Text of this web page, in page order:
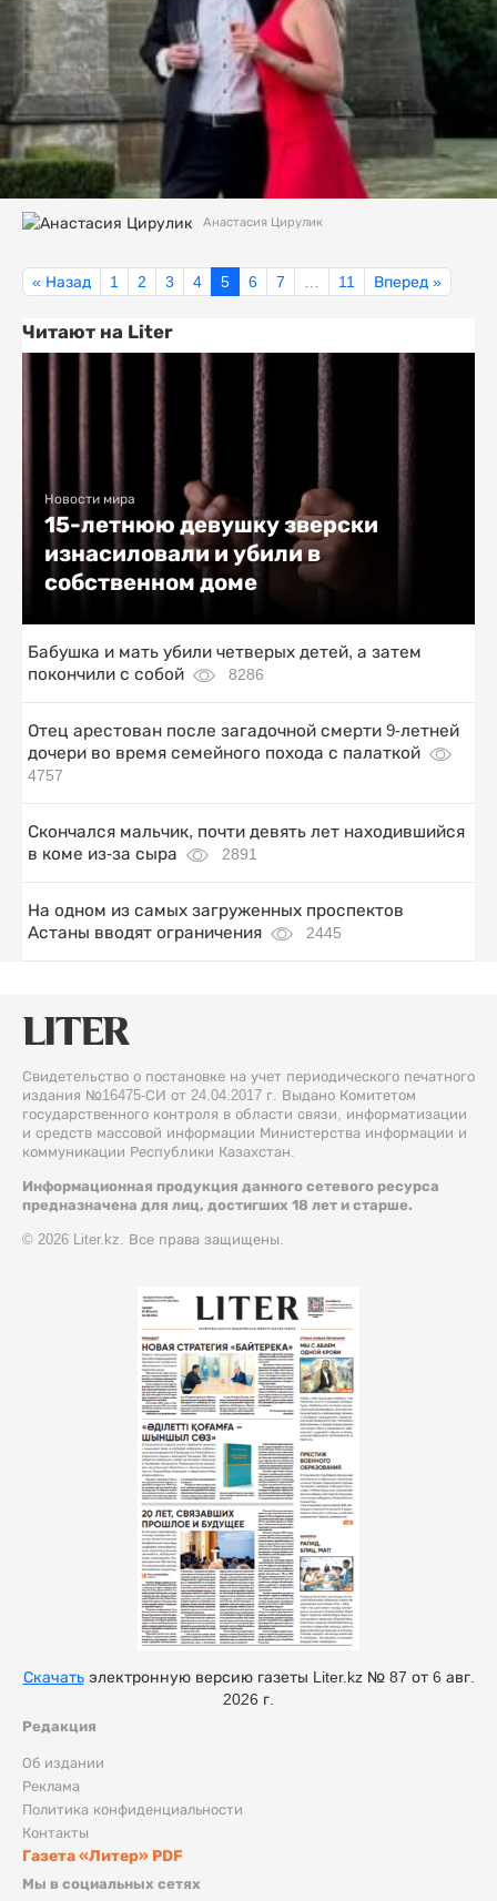
Анастасия Цирулик
« Назад 1 2 3 4 5 6 7 11 Вперед »
Читают на Liter
Новости мира
15-летнюю девушку зверски
изнасиловали и убили в
собственном доме
Бабушка и мать убили четверых детей, а затем
покончили с собой
8286
Отец арестован после загадочной смерти 9-летней
дочери во время семейного похода с палаткой
4757
Скончался мальчик, почти девять лет находившийся
в коме из-за сыра
2891
На одном из самых загруженных проспектов
Астаны вводят ограничения
2445
Свидетельство о постановке на учет периодического печатного
издания №16475-СИ от 24.04.2017 г. Выдано Комитетом
государственного контроля в области связи, информатизации
и средств массовой информации Министерства информации и
коммуникации Республики Казахстан.
Информационная продукция данного сетевого ресурса
предназначена для лиц, достигших 18 лет и старше.
© 2026 Liter.kz. Все права защищены.
Редакция
Об издании
Реклама
Политика конфиденциальности
Контакты
Газета «Литер» PDF
Мы в социальных сетях
Скачатьэлектронную версию газеты Liter.kz № 87 от 6 авг.
2026 г.